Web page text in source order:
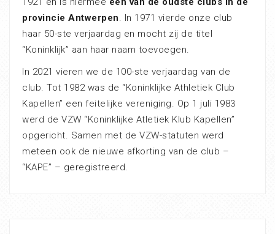
provincie Antwerpen. In 1971 vierde onze club
haar 50-ste verjaardag en mocht zij de titel
“Koninklijk” aan haar naam toevoegen.
In 2021 vieren we de 100-ste verjaardag van de
club. Tot 1982 was de “Koninklijke Athletiek Club
Kapellen” een feitelijke vereniging. Op 1 juli 1983
werd de VZW “Koninklijke Atletiek Klub Kapellen”
opgericht. Samen met de VZW-statuten werd
meteen ook de nieuwe afkorting van de club –
“KAPE” – geregistreerd.